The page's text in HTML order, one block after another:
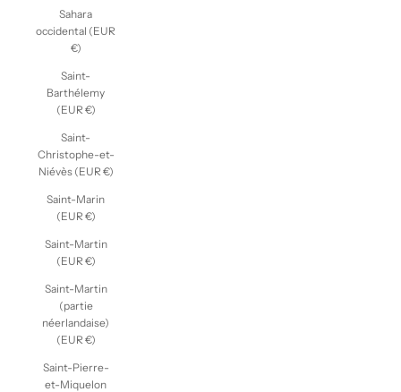
Sahara
occidental (EUR
€)
Saint-
Barthélemy
(EUR €)
Saint-
Christophe-et-
Niévès (EUR €)
Saint-Marin
(EUR €)
Saint-Martin
(EUR €)
Saint-Martin
(partie
néerlandaise)
(EUR €)
Saint-Pierre-
et-Miquelon